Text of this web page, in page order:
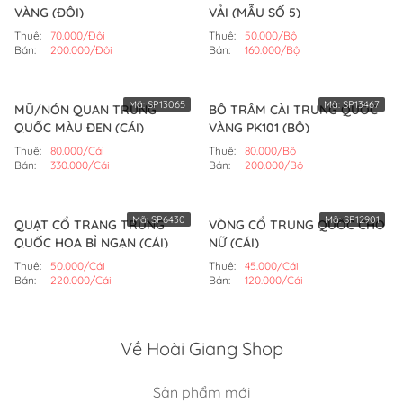
VÀNG (ĐÔI)
Thuê:
70.000/Đôi
Bán:
200.000/Đôi
VẢI (MẪU SỐ 5)
Thuê:
50.000/Bộ
Bán:
160.000/Bộ
MŨ/NÓN QUAN TRUNG
QUỐC MÀU ĐEN (CÁI)
Thuê:
80.000/Cái
Bán:
330.000/Cái
Mã:SP13065
BÔ TRÂM CÀI TRUNG QUỐC
VÀNG PK101 (BỘ)
Thuê:
80.000/Bộ
Bán:
200.000/Bộ
Mã: SP13467
QUẠT CỔ TRANG TRUNG
QUỐC HOA BỈ NGẠN (CÁI)
Thuê:
50.000/Cái
Bán:
220.000/Cái
Mã:SP6430
VÒNG CỔ TRUNG QUỐC CHO
NỮ (CÁI)
Thuê:
45.000/Cái
Bán:
120.000/Cái
Mã:SP12901
Về Hoài Giang Shop
Sản phẩm mới